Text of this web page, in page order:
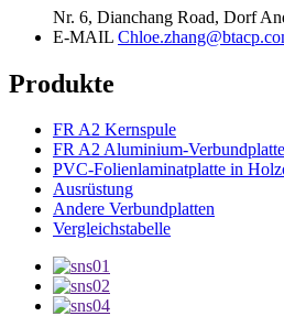
Nr. 6, Dianchang Road, Dorf
E-MAIL
Produkte
FR A2 Kernspule
FR A2 Aluminium-Verbundplatte
PVC-Folienlaminatplatte in
Ausrüstung
Andere Verbundplatten
Vergleichstabelle